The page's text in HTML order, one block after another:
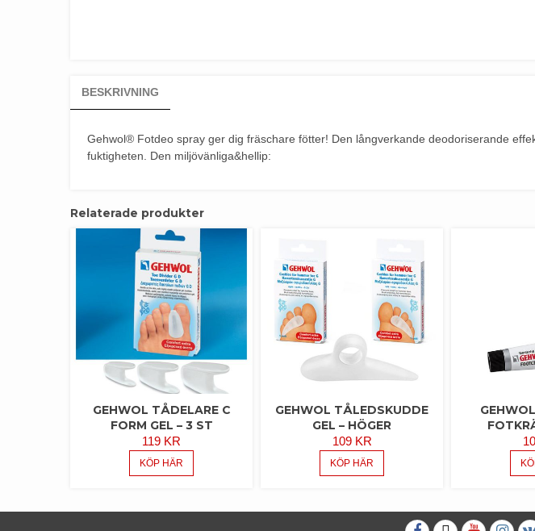
BESKRIVNING
Gehwol® Fotdeo spray ger dig fräschare fötter! Den långverkande deodoriserande
fuktigheten. Den miljövänliga&hellip:
Relaterade produkter
GEHWOL TÅDELARE C
FORM GEL – 3 ST
119 KR
KÖP HÄR
GEHWOL TÅLEDSKUDDE
GEL – HÖGER
109 KR
KÖP HÄR